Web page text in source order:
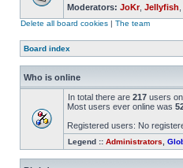
Moderators: JoKr, Jellyfish
Delete all board cookies | The team
Board index
Who is online
In total there are 217 users
Most users ever online was
Registered users: No
Legend :: Administrators